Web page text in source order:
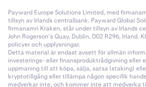
Payward Europe Solutions Limited, med
tillsyn av Irlands centralbank. Payward Global
firmanamn Kraken, står under tillsyn av Irlands
John Rogerson’s Quay, Dublin, D02 R296, Irland.
policyer och upplysningar.
Detta material är endast avsett för allmän
investerings- eller finansproduktrådgivning eller
uppmaning till att köpa, sälja, satsa (staking)
kryptotillgång eller tillämpa någon specifik
medverkar inte, och kommer inte att medverka